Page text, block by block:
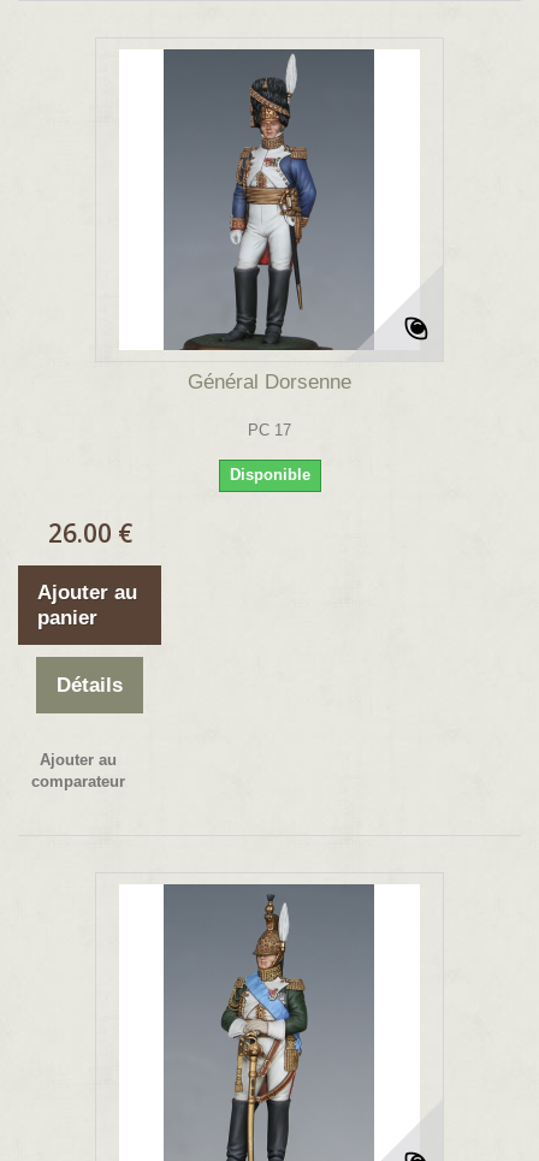
Général Dorsenne
PC 17
Disponible
26.00 €
Ajouter au
panier
Détails
Ajouter au
comparateur